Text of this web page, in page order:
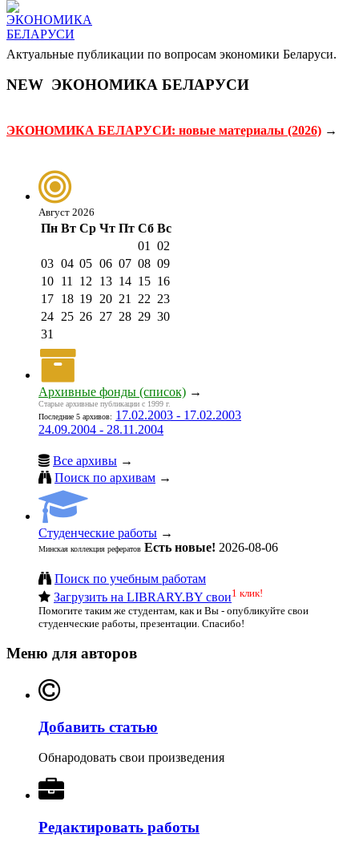
Актуальные публикации по вопросам экономики Беларуси.
NEW ЭКОНОМИКА БЕЛАРУСИ
ЭКОНОМИКА БЕЛАРУСИ: новые материалы (2026) →
Август 2026
Пн Вт Ср Чт Пт Сб Вс
01
02
03 04 05 06 07 08 09
10 11 12 13 14 15 16
17 18 19 20 21 22 23
24 25 26 27 28 29 30
31
Архивные фонды (список) →
Старые архивные публикации с 1999 г.
Последние 5 архивов: 17.02.2003 - 17.02.2003
24.09.2004 - 28.11.2004
Все архивы →
Поиск по архивам →
Студенческие работы →
Минская коллекция рефератов Есть новые! 2026-08-06
Поиск по учебным работам
Загрузить на LIBRARY.BY свои1 клик!
Помогите таким же студентам, как и Вы - опубликуйте свои
студенческие работы, презентации. Спасибо!
Меню для авторов
Добавить статью
Обнародовать свои произведения
Редактировать работы